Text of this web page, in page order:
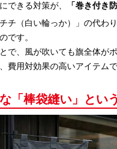
できる対策が、 「巻き付き
チ（白い輪っか）」の代わ
です。
で、風が吹いても旗全体が
費用対効果の高いアイテムで
「棒袋縫い」とい